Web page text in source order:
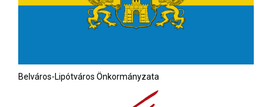
Belváros-Lipótváros Önkormányzata